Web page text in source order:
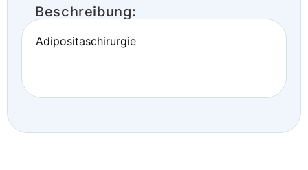
Beschreibung:
Adipositaschirurgie